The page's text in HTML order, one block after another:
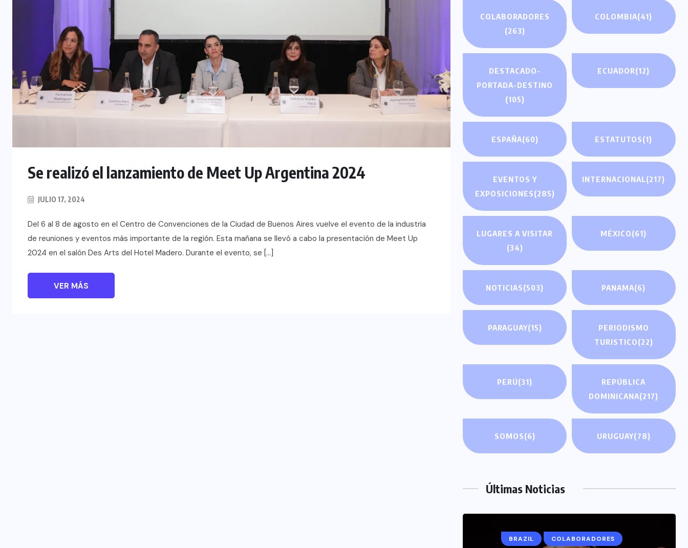
Se realizó el lanzamiento de Meet Up Argentina 2024
JULIO 17, 2024
Del 6 al 8 de agosto en el Centro de Convenciones de la Ciudad de Buenos Aires vuelve el evento de la industria
de reuniones y eventos más importante de la región. Esta mañana se llevó a cabo la presentación de Meet Up
2024 en el salón Des Arts del Hotel Madero. Durante el evento, se […]
VER MÁS
COLABORADORES
(263)
COLOMBIA(41)
DESTACADO-
PORTADA-DESTINO
(105)
ECUADOR(12)
ESPAÑA(60) ESTATUTOS(1)
EVENTOS Y
EXPOSICIONES(285)
INTERNACIONAL(217)
LUGARES A VISITAR
(34)
MÉXICO(61)
NOTICIAS(503) PANAMA(6)
PARAGUAY(15)
PERIODISMO
TURISTICO(22)
PERÚ(31)
REPÚBLICA
DOMINICANA(217)
SOMOS(6) URUGUAY(78)
Últimas Noticias
BRAZIL COLABORADORES